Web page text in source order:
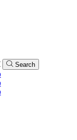
Search